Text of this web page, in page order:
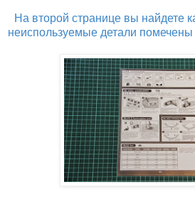
На второй странице вы найдете
неиспользуемые детали